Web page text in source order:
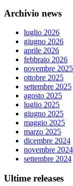
Archivio news
luglio 2026
giugno 2026
aprile 2026
febbraio 2026
novembre 2025
ottobre 2025
settembre 2025
agosto 2025
luglio 2025
giugno 2025
maggio 2025
marzo 2025
dicembre 2024
novembre 2024
settembre 2024
Ultime releases